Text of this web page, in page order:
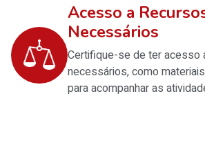
Acesso a
Necessários
Certifique-se de ter acesso
necessários, como
para acompanhar as